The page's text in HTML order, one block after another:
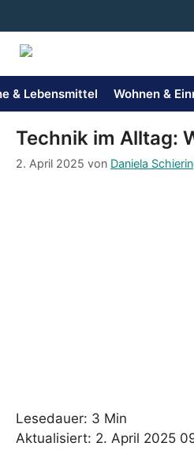
Inhalt
springen
& Lebensmittel Wohnen &
Technik im Alltag:
2. April 2025 von Daniela
Lesedauer: 3 Min
Aktualisiert: 2. April 2025